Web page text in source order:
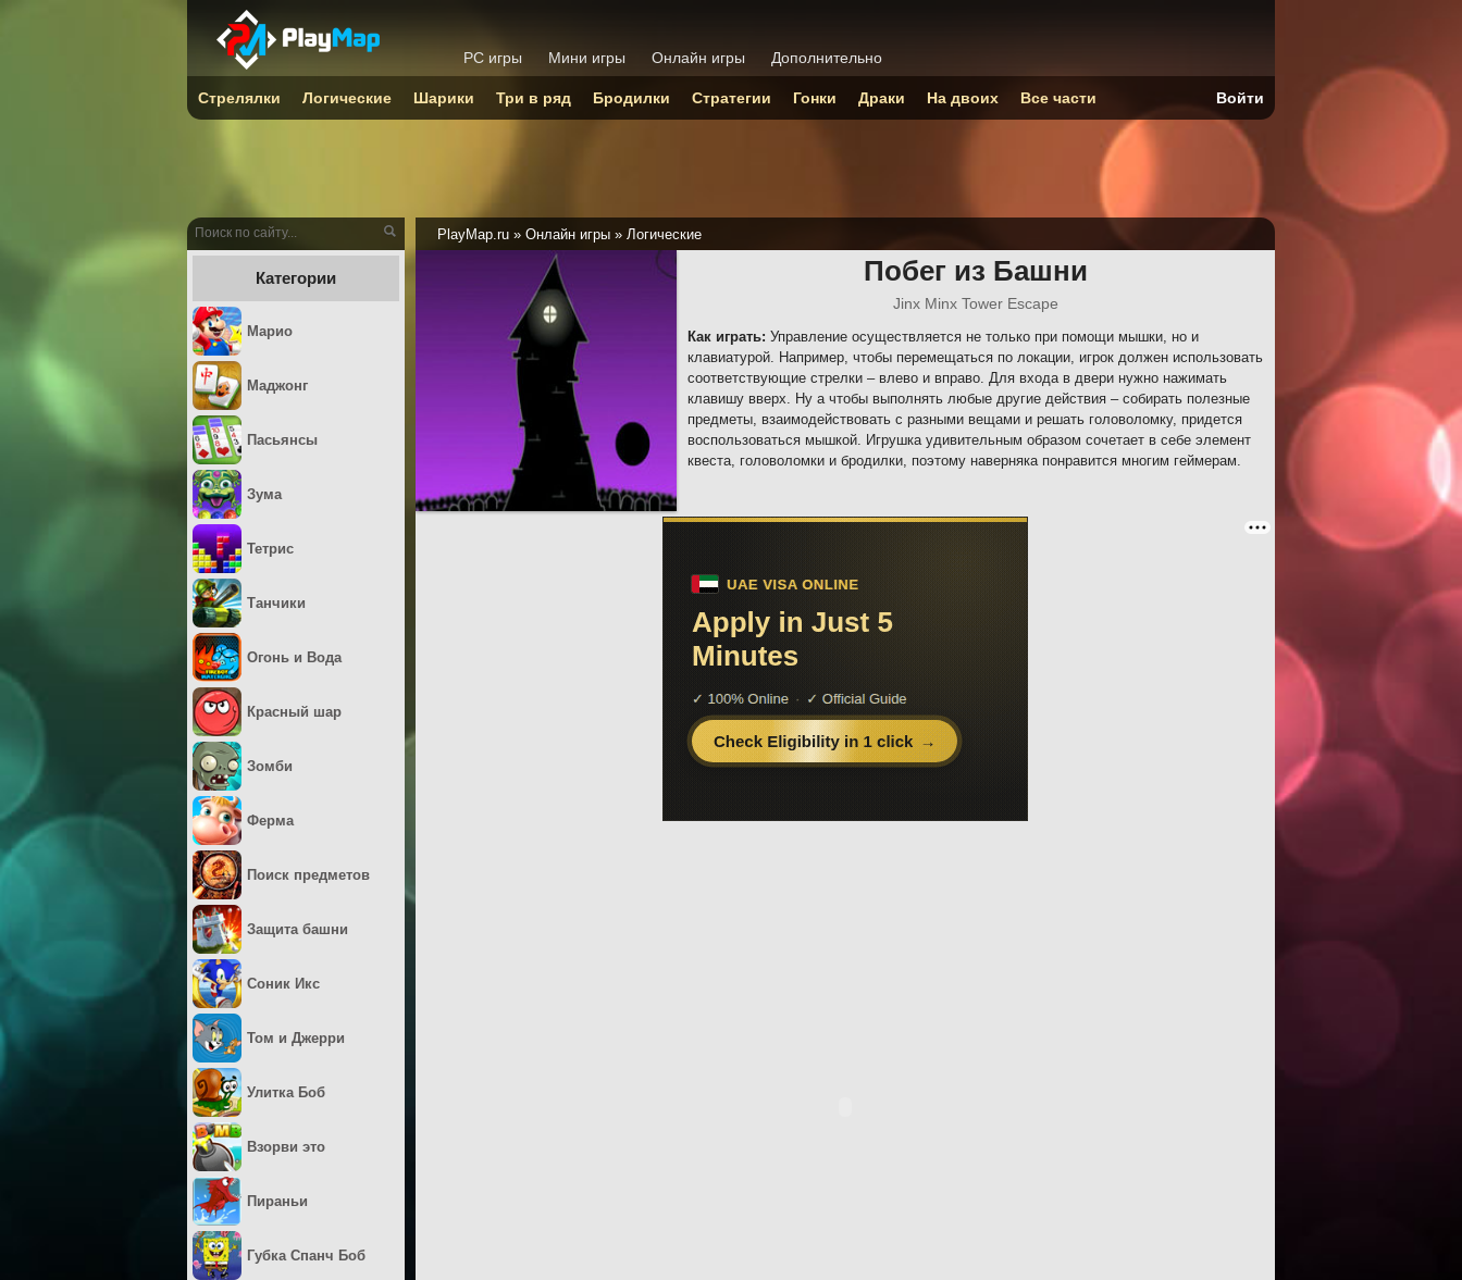
PlayMap.ru » Онлайн игры » Логические
Побег из Башни
Jinx Minx Tower Escape
Как играть: Управление осуществляется не только при помощи мышки, но и
клавиатурой. Например, чтобы перемещаться по локации, игрок должен использовать
соответствующие стрелки – влево и вправо. Для входа в двери нужно нажимать
клавишу вверх. Ну а чтобы выполнять любые другие действия – собирать полезные
предметы, взаимодействовать с разными вещами и решать головоломку, придется
воспользоваться мышкой. Игрушка удивительным образом сочетает в себе элемент
квеста, головоломки и бродилки, поэтому наверняка понравится многим геймерам.
Категории
Марио
Маджонг
Пасьянсы
Зума
Тетрис
Танчики
Огонь и Вода
Красный шар
Зомби
Ферма
Поиск предметов
Защита башни
Соник Икс
Том и Джерри
Улитка Боб
Взорви это
Пираньи
Губка Спанч Боб
PC игры Мини игры Онлайн игры Дополнительно
Стрелялки Логические Шарики Три в ряд Бродилки Стратегии Гонки Драки На двоих Все части Войти